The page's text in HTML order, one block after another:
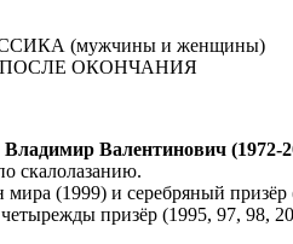
(мужчины и женщины)
ОКОНЧАНИЯ
Владимир Валентинович (1972-
скалолазанию.
(1999) и серебряный
призёр (1995, 97, 98,